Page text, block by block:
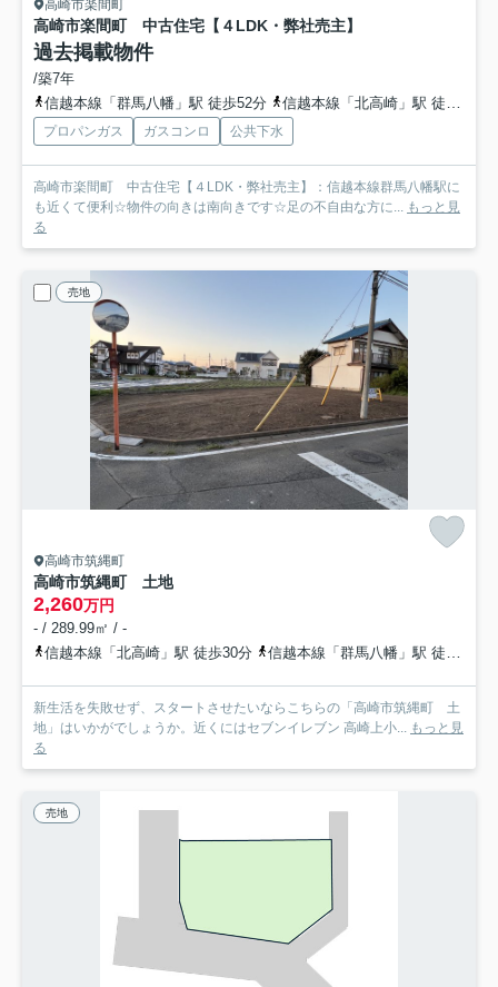
高崎市楽間町
高崎市楽間町 中古住宅【４LDK・弊社売主】
過去掲載物件
/築7年
信越本線「群馬八幡」駅 徒歩52分
信越本線「北高崎」駅 徒歩75分
プロパンガス ガスコンロ 公共下水
高崎市楽間町 中古住宅【４LDK・弊社売主】：信越本線群馬八幡駅に
も近くて便利☆物件の向きは南向きです☆足の不自由な方に...
もっと見
る
売地
高崎市筑縄町
高崎市筑縄町 土地
2,260万円
- / 289.99㎡ / -
信越本線「北高崎」駅 徒歩30分
信越本線「群馬八幡」駅 徒歩44分
新生活を失敗せず、スタートさせたいならこちらの「高崎市筑縄町 土
地」はいかがでしょうか。近くにはセブンイレブン 高崎上小...
もっと見
る
売地